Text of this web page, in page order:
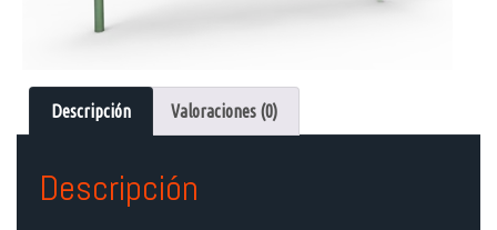
Descripción Valoraciones (0)
Descripción